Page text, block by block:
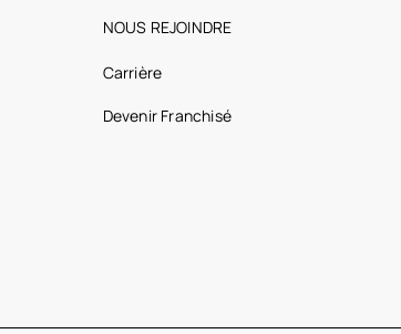
NOUS REJOINDRE
Carrière
Devenir Franchisé